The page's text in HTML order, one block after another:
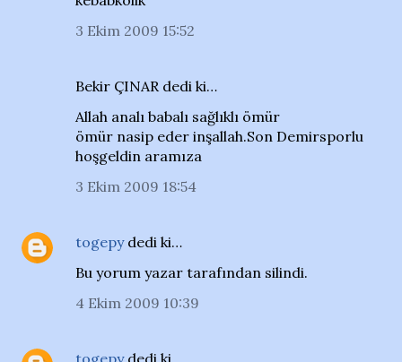
3 Ekim 2009 15:52
Bekir ÇINAR dedi ki…
Allah analı babalı sağlıklı ömür
ömür nasip eder inşallah.Son Demirsporlu
hoşgeldin aramıza
3 Ekim 2009 18:54
togepydedi ki…
Bu yorum yazar tarafından silindi.
4 Ekim 2009 10:39
togepydedi ki…